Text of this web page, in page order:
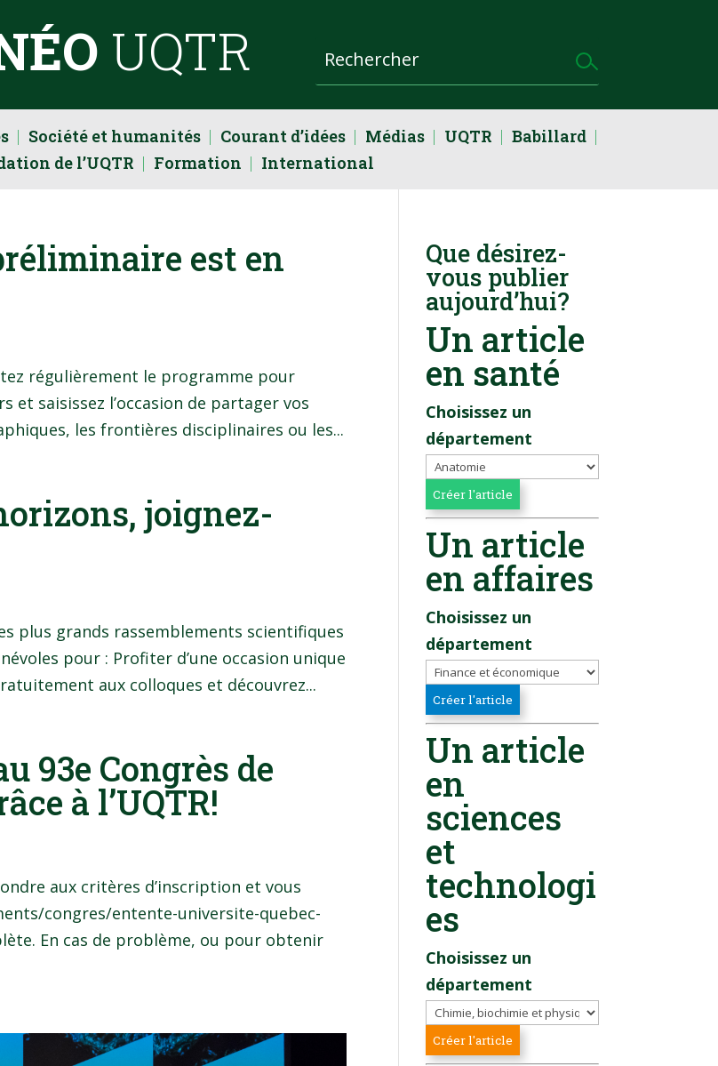
UQTR
Société et humanités Courant d’idées Médias UQTR
Babillard
de l’UQTR Formation International
est en
régulièrement le programme pour
et saisissez l’occasion de partager vos
les frontières disciplinaires ou les...
joignez-
plus grands rassemblements scientifiques
pour : Profiter d’une occasion unique
aux colloques et découvrez...
93e Congrès de
à l’UQTR!
aux critères d’inscription et vous
congres/entente-universite-quebec-
En cas de problème, ou pour obtenir
Que désirez-
vous publier
aujourd’hui?
Un article
en santé
Choisissez un
département
Un article
en affaires
Choisissez un
département
Un article
en
sciences
et
technologi
es
Choisissez un
département